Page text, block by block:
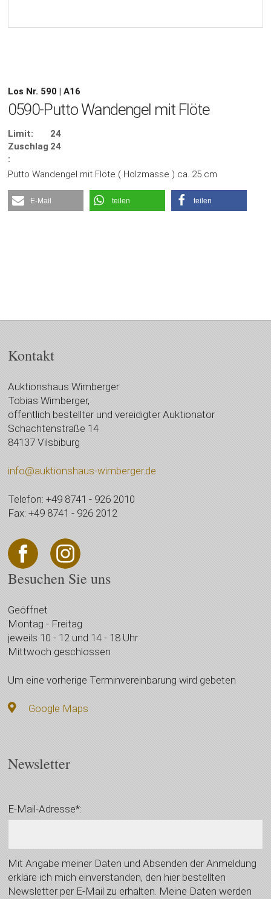
Los Nr. 590 | A16
0590-Putto Wandengel mit Flöte
Limit:
24
Zuschlag
:
24
Putto Wandengel mit Flöte ( Holzmasse ) ca. 25 cm
E-Mail teilen teilen
Kontakt
Auktionshaus Wimberger
Tobias Wimberger,
öffentlich bestellter und vereidigter Auktionator
Schachtenstraße 14
84137 Vilsbiburg
info@auktionshaus-wimberger.de
Telefon: +49 8741 - 926 2010
Fax: +49 8741 - 926 2012
Besuchen Sie uns
Geöffnet
Montag - Freitag
jeweils 10 - 12 und 14 - 18 Uhr
Mittwoch geschlossen
Um eine vorherige Terminvereinbarung wird gebeten
Google Maps
Newsletter
E-Mail-Adresse*:
Mit Angabe meiner Daten und Absenden der Anmeldung
erkläre ich mich einverstanden, den hier bestellten
Newsletter per E-Mail zu erhalten. Meine Daten werden